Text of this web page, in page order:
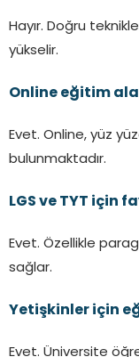
Hayır. Doğru
yükselir.
Online eğitim
Evet. Online, yüz
bulunmaktadır.
LGS ve TYT için
Evet. Özellikle
sağlar.
Yetişkinler için
Evet. Üniversite